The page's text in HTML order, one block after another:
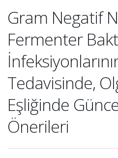
Gram Negatif
Fermenter
Tedavisinde,
Eşliğinde
Önerileri